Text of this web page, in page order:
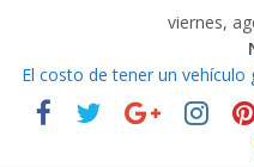
viernes,
El costo de tener un
decidir
Ultima película ‘Spider‑Man: